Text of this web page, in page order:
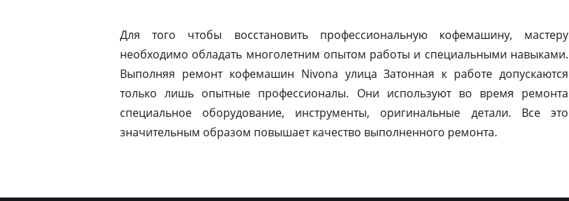
Для того чтобы восстановить профессиональную кофемашину, мастеру
необходимо обладать многолетним опытом работы и специальными навыками.
Выполняя ремонт кофемашин Nivona улица Затонная к работе допускаются
только лишь опытные профессионалы. Они используют во время ремонта
специальное оборудование, инструменты, оригинальные детали. Все это
значительным образом повышает качество выполненного ремонта.